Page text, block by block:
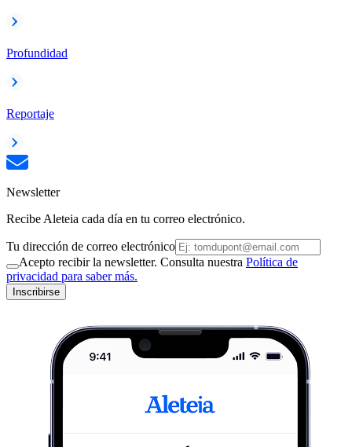
Profundidad
Reportaje
Newsletter
Recibe Aleteia cada día en tu correo electrónico.
Tu dirección de correo electrónico
Acepto recibir la newsletter. Consulta nuestra Política de
privacidad para saber más.
Inscribirse